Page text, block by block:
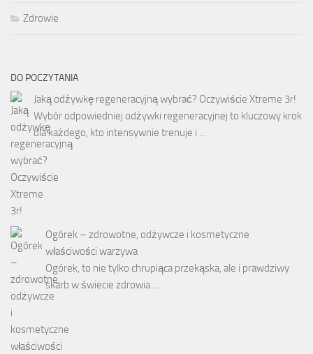
Zdrowie
DO POCZYTANIA
Jaką odżywkę regeneracyjną wybrać? Oczywiście Xtreme 3r!
Wybór odpowiedniej odżywki regeneracyjnej to kluczowy krok
dla każdego, kto intensywnie trenuje i …
Ogórek – zdrowotne, odżywcze i kosmetyczne
właściwości warzywa
Ogórek, to nie tylko chrupiąca przekąska, ale i prawdziwy
skarb w świecie zdrowia …